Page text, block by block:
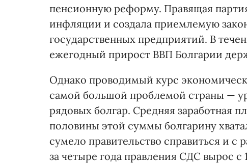
пенсионную реформу. Правящая
инфляции и создала приемлемую
государственных предприятий. В
ежегодный прирост ВВП Болгарии
Однако проводимый курс
самой большой проблемой страны —
рядовых болгар. Средняя заработная
половины этой суммы болгарину
сумело правительство справиться и
за четыре года правления СДС вырос с